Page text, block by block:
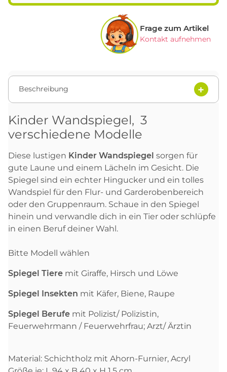
Frage zum Artikel
Kontakt aufnehmen
Beschreibung
Kinder Wandspiegel, 3
verschiedene Modelle
Diese lustigen Kinder Wandspiegel sorgen für
gute Laune und einem Lächeln im Gesicht. Die
Spiegel sind ein echter Hingucker und ein tolles
Wandspiel für den Flur- und Garderobenbereich
oder den Gruppenraum. Schaue in den Spiegel
hinein und verwandle dich in ein Tier oder schlüpfe
in einen Beruf deiner Wahl.
Bitte Modell wählen
Spiegel Tiere mit Giraffe, Hirsch und Löwe
Spiegel Insekten mit Käfer, Biene, Raupe
Spiegel Berufe mit Polizist/ Polizistin,
Feuerwehrmann / Feuerwehrfrau; Arzt/ Ärztin
Material: Schichtholz mit Ahorn-Furnier, Acryl